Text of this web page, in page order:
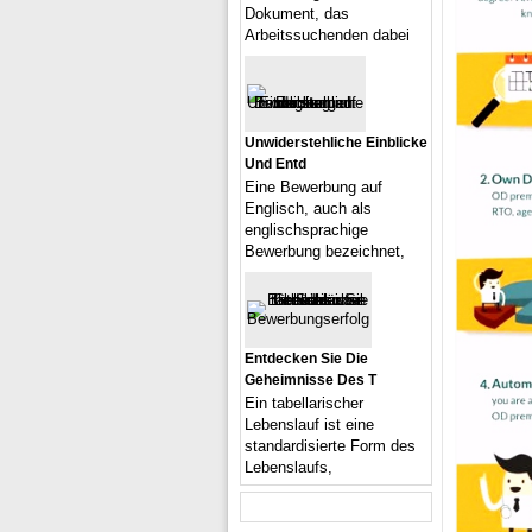
Dokument, das
Arbeitssuchenden dabei
Unwiderstehliche Einblicke
Und Entd
Eine Bewerbung auf
Englisch, auch als
englischsprachige
Bewerbung bezeichnet,
Entdecken Sie Die
Geheimnisse Des T
Ein tabellarischer
Lebenslauf ist eine
standardisierte Form des
Lebenslaufs,